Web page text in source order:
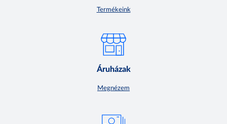
Termékeink
Áruházak
Megnézem